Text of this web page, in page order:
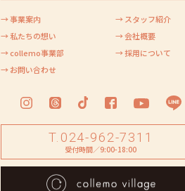
→ 事業案内
→ 私たちの想い
→ collemo事業部
→ お問い合わせ
→ スタッフ紹介
→ 会社概要
→ 採用について
T.024-962-7311
受付時間／9:00-18:00